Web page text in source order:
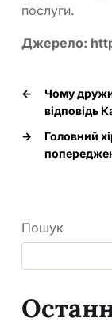
послуги.
Джерело:
←
Чому
відповідь
→
Головний
Пошук